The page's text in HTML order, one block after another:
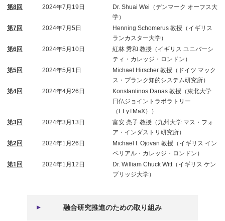
第8回
2024年7月19日
Dr. Shuai Wei（デンマーク オーフス大
学）
第7回
2024年7月5日
Henning Schomerus 教授（イギリス
ランカスター大学）
第6回
2024年5月10日
紅林 秀和 教授（イギリス ユニバーシ
ティ・カレッジ・ロンドン）
第5回
2024年5月1日
Michael Hirscher 教授（ドイツ マック
ス・プランク知的システム研究所）
第4回
2024年4月26日
Konstantinos Danas 教授（東北大学
日仏ジョイントラボラトリー
（ELyTMaX））
第3回
2024年3月13日
富安 亮子 教授（九州大学 マス・フォ
ア・インダストリ研究所）
第2回
2024年1月26日
Michael I. Ojovan 教授（イギリス イン
ペリアル・カレッジ・ロンドン）
第1回
2024年1月12日
Dr. William Chuck Witt（イギリス ケン
ブリッジ大学）
融合研究推進のための取り組み